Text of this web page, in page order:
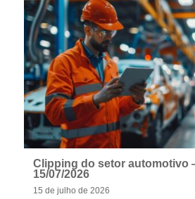
READ MORE
Clipping do setor automotivo
15/07/2026
15 de julho de 2026